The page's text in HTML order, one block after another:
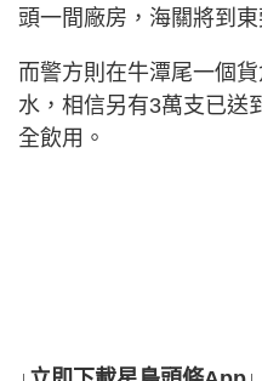
頭一間廠房，海關將到
而警方則在牛潭尾一個
水，相信另有3萬支已送
全飲用。